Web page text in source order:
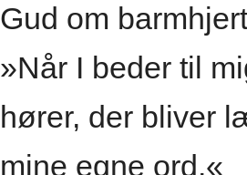
Gud om
»Når I beder til
hører, der bliver
mine egne ord.«